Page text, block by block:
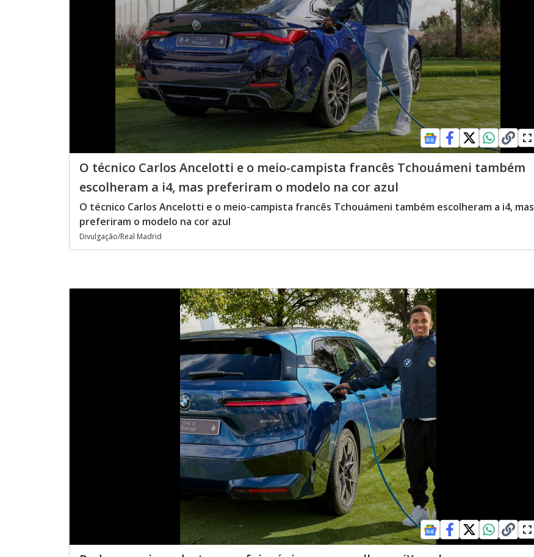
O técnico Carlos Ancelotti e o meio-campista francês Tchouámeni também
escolheram a i4, mas preferiram o modelo na cor azul
O técnico Carlos Ancelotti e o meio-campista francês Tchouámeni também escolheram a i4, mas
preferiram o modelo na cor azul
Divulgação/Real Madrid